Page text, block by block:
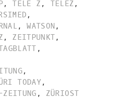
, TELE Z , TELEZ ,
,
, WATSON ,
, ZEITPUNKT,
,
,
TODAY,
ZEITUNG, ZÜRIOST